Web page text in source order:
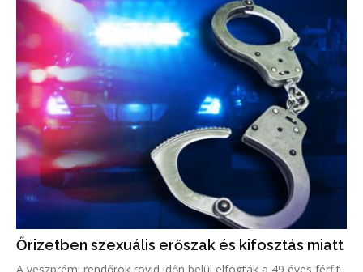
Őrizetben szexuális erőszak és kifosztás miatt